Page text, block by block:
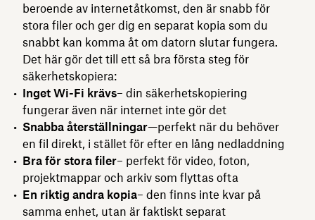
beroende av internetåtkomst, den är snabb för
stora filer och ger dig en separat kopia som du
snabbt kan komma åt om datorn slutar fungera.
Det här gör det till ett så bra första steg för
säkerhetskopiera:
Inget Wi-Fi krävs– din säkerhetskopiering
fungerar även när internet inte gör det
Snabba återställningar—perfekt när du behöver
en fil direkt, i stället för efter en lång nedladdning
Bra för stora filer– perfekt för video, foton,
projektmappar och arkiv som flyttas ofta
En riktig andra kopia– den finns inte kvar på
samma enhet, utan är faktiskt separat